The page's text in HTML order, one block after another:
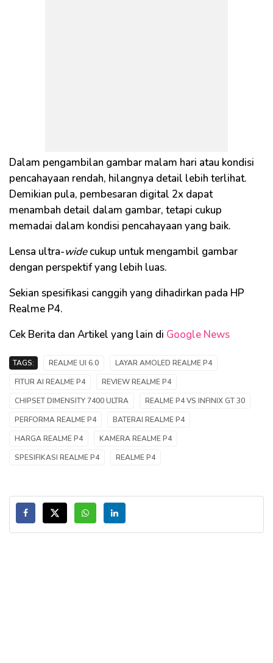
Dalam pengambilan gambar malam hari atau kondisi
pencahayaan rendah, hilangnya detail lebih terlihat.
Demikian pula, pembesaran digital 2x dapat
menambah detail dalam gambar, tetapi cukup
memadai dalam kondisi pencahayaan yang baik.
Lensa ultra-widecukup untuk mengambil gambar
dengan perspektif yang lebih luas.
Sekian spesifikasi canggih yang dihadirkan pada HP
Realme P4.
Cek Berita dan Artikel yang lain di Google News
TAGS: REALME UI 6.0
LAYAR AMOLED REALME P4
FITUR AI REALME P4
REVIEW REALME P4
CHIPSET DIMENSITY 7400 ULTRA
REALME P4 VS INFINIX GT 30
PERFORMA REALME P4
BATERAI REALME P4
HARGA REALME P4
KAMERA REALME P4
SPESIFIKASI REALME P4
REALME P4